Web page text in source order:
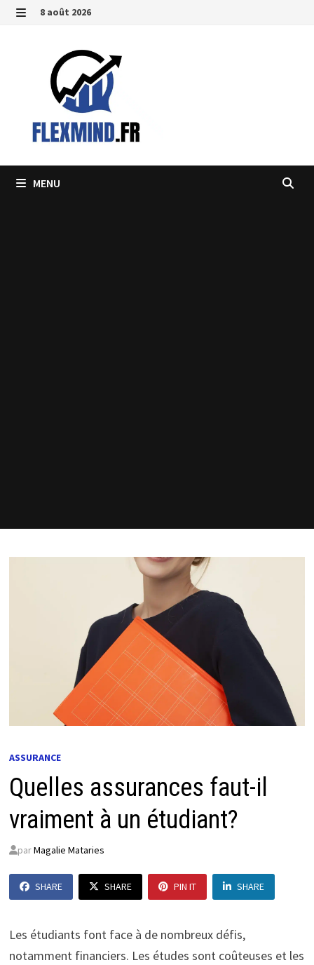
Passer
8 août 2026
MENU
ASSURANCE
Quelles assurances faut-il
vraiment à un étudiant?
parMagalie Mataries
SHARE SHARE PIN IT SHARE
Les étudiants font face à de nombreux défis,
notamment financiers. Les études sont coûteuses et les